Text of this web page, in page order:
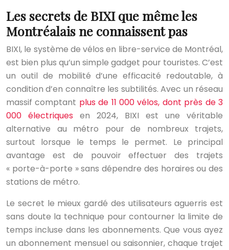
Les secrets de BIXI que même les
Montréalais ne connaissent pas
BIXI, le système de vélos en libre-service de Montréal,
est bien plus qu’un simple gadget pour touristes. C’est
un outil de mobilité d’une efficacité redoutable, à
condition d’en connaître les subtilités. Avec un réseau
massif comptant plus de 11 000 vélos, dont près de 3
000 électriques en 2024, BIXI est une véritable
alternative au métro pour de nombreux trajets,
surtout lorsque le temps le permet. Le principal
avantage est de pouvoir effectuer des trajets
« porte-à-porte » sans dépendre des horaires ou des
stations de métro.
Le secret le mieux gardé des utilisateurs aguerris est
sans doute la technique pour contourner la limite de
temps incluse dans les abonnements. Que vous ayez
un abonnement mensuel ou saisonnier, chaque trajet